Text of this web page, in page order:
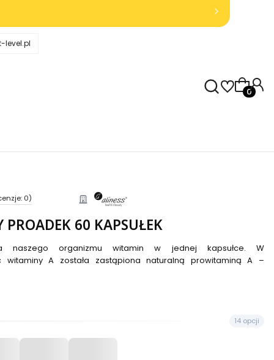
level.pl
0)
60 KAPSUŁEK
naszego organizmu witamin w jednej kapsułce. W
witaminy A została zastąpiona naturalną prowitaminą A –
14 opcji